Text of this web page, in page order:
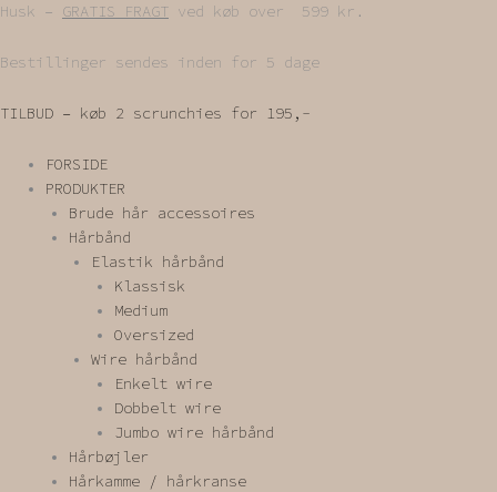
Gå
indholdet
Husk – GRATIS FRAGT ved køb over 599 kr.
Bestillinger sendes inden for 5 dage
TILBUD – køb 2 scrunchies for 195,-
FORSIDE
PRODUKTER
Brude hår accessoires
Hårbånd
Elastik hårbånd
Klassisk
Medium
Oversized
Wire hårbånd
Enkelt wire
Dobbelt wire
Jumbo wire hårbånd
Hårbøjler
Hårkamme / hårkranse